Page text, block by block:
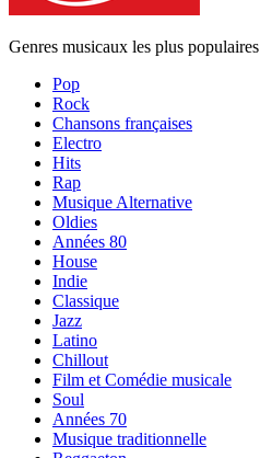
Genres musicaux les plus populaires
Pop
Rock
Chansons françaises
Electro
Hits
Rap
Musique Alternative
Oldies
Années 80
House
Indie
Classique
Jazz
Latino
Chillout
Film et Comédie musicale
Soul
Années 70
Musique traditionnelle